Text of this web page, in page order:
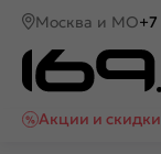
Москва и МО
Акции и скидки